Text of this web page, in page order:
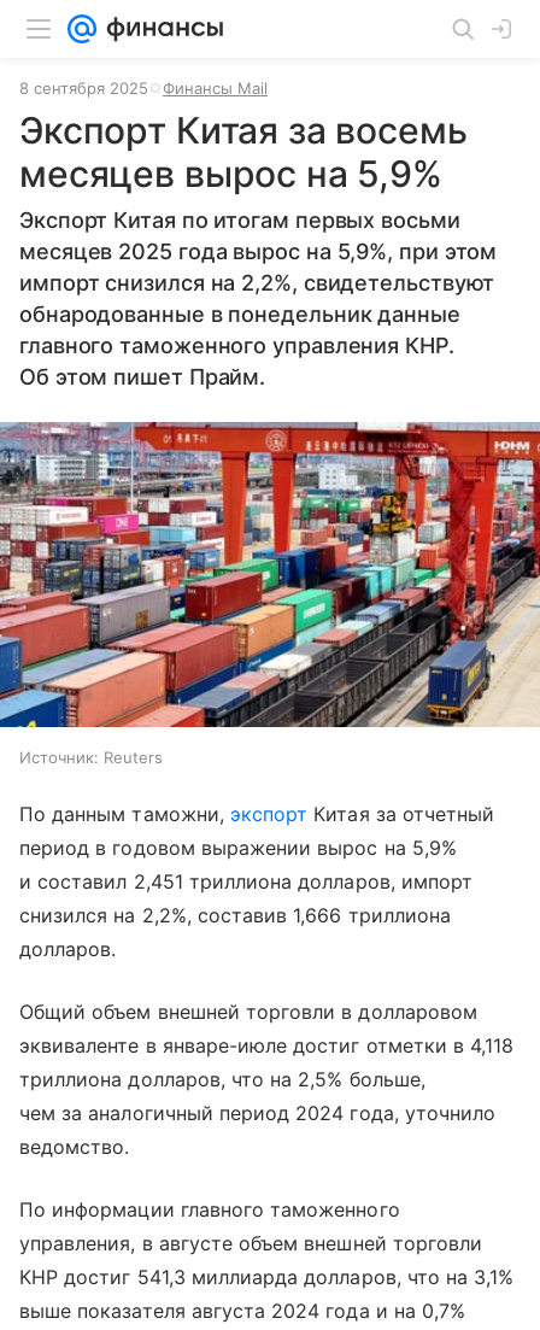
8 сентября 2025 Финансы Mail
Экспорт Китая за восемь
месяцев вырос на 5,9%
Экспорт Китая по итогам первых восьми
месяцев 2025 года вырос на 5,9%, при этом
импорт снизился на 2,2%, свидетельствуют
обнародованные в понедельник данные
главного таможенного управления КНР.
Об этом пишет Прайм.
Источник: Reuters
По данным таможни, экспорт Китая за отчетный
период в годовом выражении вырос на 5,9%
и составил 2,451 триллиона долларов, импорт
снизился на 2,2%, составив 1,666 триллиона
долларов.
Общий объем внешней торговли в долларовом
эквиваленте в январе-июле достиг отметки в 4,118
триллиона долларов, что на 2,5% больше,
чем за аналогичный период 2024 года, уточнило
ведомство.
По информации главного таможенного
управления, в августе объем внешней торговли
КНР достиг 541,3 миллиарда долларов, что на 3,1%
выше показателя августа 2024 года и на 0,7%